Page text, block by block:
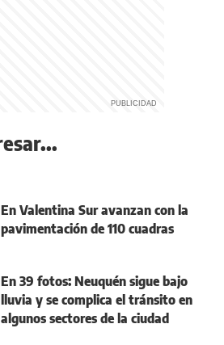
En Valentina Sur avanzan con la
pavimentación de 110 cuadras
En 39 fotos: Neuquén sigue bajo
lluvia y se complica el tránsito en
algunos sectores de la ciudad